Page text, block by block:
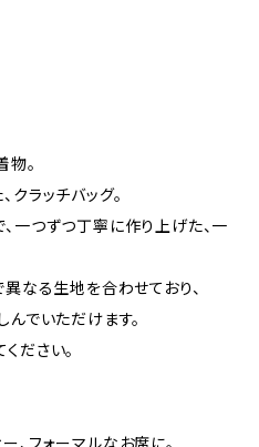
。
ラッチバッグ。
一つずつ丁寧に作り上げた、一
なる生地を合わせており、
でいただけます。
ださい。
、フォーマルなお席に。